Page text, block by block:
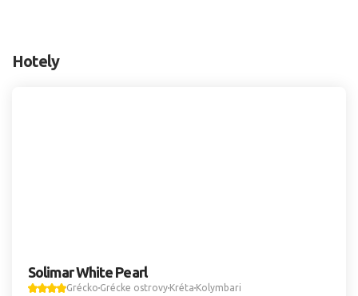
Hotely
Solimar White Pearl
Grécko Grécke ostrovy Kréta Kolymbari